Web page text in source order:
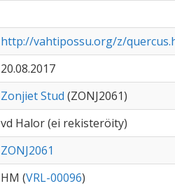
http://vahtipossu.org/z/
20.08.2017
Zonjiet Stud (ZONJ2061)
vd Halor (ei rekisteröity)
ZONJ2061
HM (VRL-00096)